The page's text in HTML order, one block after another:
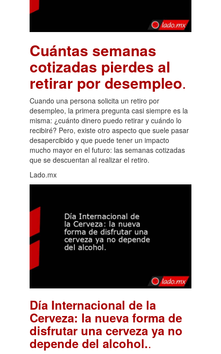
Cuántas semanas
cotizadas pierdes al
retirar por desempleo.
Cuando una persona solicita un retiro por
desempleo, la primera pregunta casi siempre es la
misma: ¿cuánto dinero puedo retirar y cuándo lo
recibiré? Pero, existe otro aspecto que suele pasar
desapercibido y que puede tener un impacto
mucho mayor en el futuro: las semanas cotizadas
que se descuentan al realizar el retiro.
Lado.mx
Día Internacional de la
Cerveza: la nueva forma de
disfrutar una cerveza ya no
depende del alcohol..